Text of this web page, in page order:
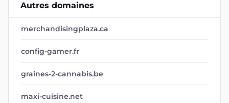
Autres domaines
merchandisingplaza.ca
config-gamer.fr
graines-2-cannabis.be
maxi-cuisine.net